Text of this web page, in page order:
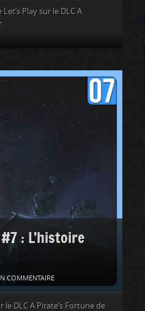
Play sur le DLC A
#7 : L’histoire
COMMENTAIRE
DLC A Pirate’s Fortune de